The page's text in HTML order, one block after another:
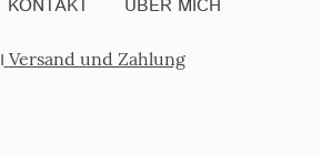
KONTAKT ÜBER MICH
I Versand und Zahlung